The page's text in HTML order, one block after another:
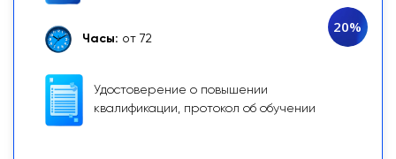
Часы: от 72
Удостоверение о повышении
квалификации, протокол об обучении
20%